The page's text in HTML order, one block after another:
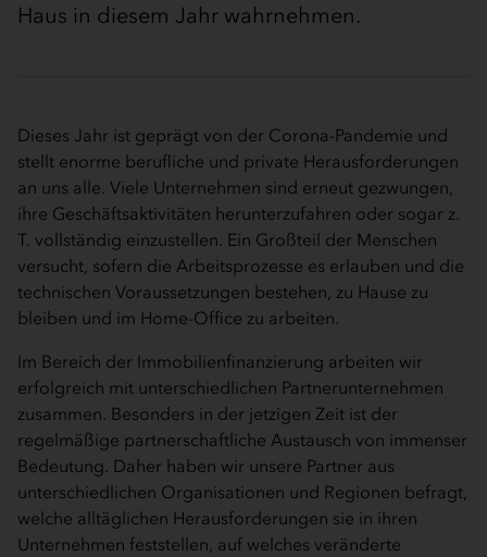
Haus in diesem Jahr wahrnehmen.
Dieses Jahr ist geprägt von der Corona-Pandemie und
stellt enorme berufliche und private Herausforderungen
an uns alle. Viele Unternehmen sind erneut gezwungen,
ihre Geschäftsaktivitäten herunterzufahren oder sogar z.
T. vollständig einzustellen. Ein Großteil der Menschen
versucht, sofern die Arbeitsprozesse es erlauben und die
technischen Voraussetzungen bestehen, zu Hause zu
bleiben und im Home-Office zu arbeiten.
Im Bereich der Immobilienfinanzierung arbeiten wir
erfolgreich mit unterschiedlichen Partnerunternehmen
zusammen. Besonders in der jetzigen Zeit ist der
regelmäßige partnerschaftliche Austausch von immenser
Bedeutung. Daher haben wir unsere Partner aus
unterschiedlichen Organisationen und Regionen befragt,
welche alltäglichen Herausforderungen sie in ihren
Unternehmen feststellen, auf welches veränderte